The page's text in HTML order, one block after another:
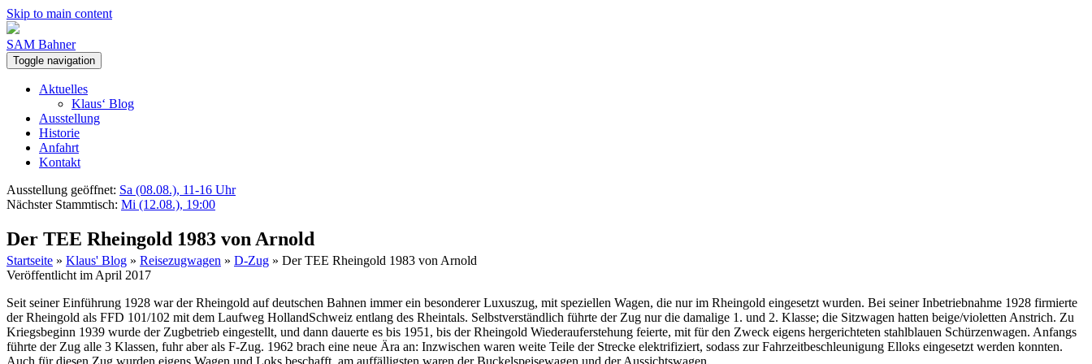
Skip to main content
SAM Bahner
Toggle navigation
Aktuelles
Klaus‘ Blog
Ausstellung
Historie
Anfahrt
Kontakt
Ausstellung geöffnet: Sa (08.08.), 11-16 Uhr
Nächster Stammtisch: Mi (12.08.), 19:00
Der TEE Rheingold 1983 von Arnold
Startseite » Klaus' Blog » Reisezugwagen » D-Zug » Der TEE Rheingold 1983 von Arnold
Veröffentlicht im April 2017
Seit seiner Einführung 1928 war der Rheingold auf deutschen Bahnen immer ein besonderer Luxuszug, mit speziellen Wagen, die nur im Rheingold eingesetzt wurden. Bei seiner Inbetriebnahme 1928 firmierte
der Rheingold als FFD 101/102 mit dem Laufweg HollandSchweiz entlang des Rheintals. Selbstverständlich führte der Zug nur die damalige 1. und 2. Klasse; die Sitzwagen hatten beige/violetten Anstrich. Zu
Kriegsbeginn 1939 wurde der Zugbetrieb eingestellt, und dann dauerte es bis 1951, bis der Rheingold Wiederauferstehung feierte, mit für den Zweck eigens hergerichteten stahlblauen Schürzenwagen. Anfangs
führte der Zug alle 3 Klassen, fuhr aber als F-Zug. 1962 brach eine neue Ära an: Inzwischen waren weite Teile der Strecke elektrifiziert, sodass zur Fahrzeitbeschleunigung Elloks eingesetzt werden konnten.
Auch für diesen Zug wurden eigens Wagen und Loks beschafft, am auffälligsten waren der Buckelspeisewagen und der Aussichtswagen.